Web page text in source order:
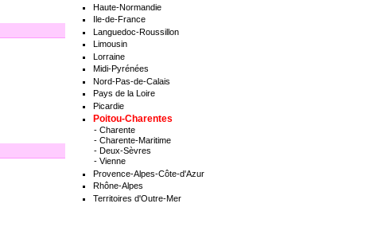
Haute-Normandie
Ile-de-France
Languedoc-Roussillon
Limousin
Lorraine
Midi-Pyrénées
Nord-Pas-de-Calais
Pays de la Loire
Picardie
Poitou-Charentes
- Charente
- Charente-Maritime
- Deux-Sèvres
- Vienne
Provence-Alpes-Côte-d'Azur
Rhône-Alpes
Territoires d'Outre-Mer